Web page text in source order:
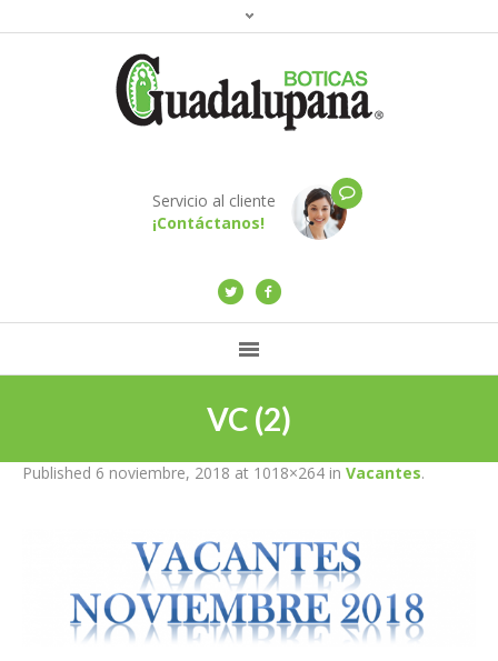
Servicio al cliente
¡Contáctanos!
VC (2)
Published 6 noviembre, 2018 at 1018×264 in Vacantes.